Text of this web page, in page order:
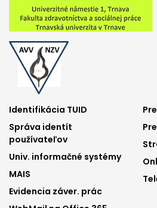
Footer
menu
1
Identifikácia TUID
Správa identít
používateľov
Univ. informačné systémy
MAIS
Evidencia záver. prác
2